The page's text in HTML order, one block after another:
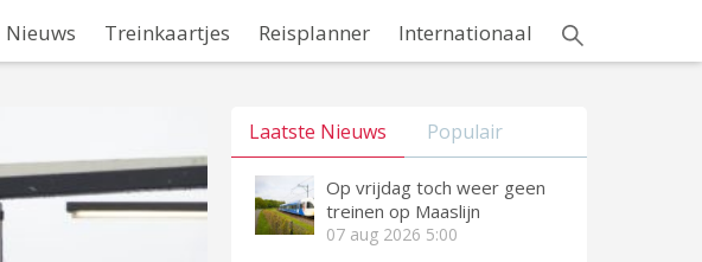
Nieuws Treinkaartjes Reisplanner Internationaal
Laatste Nieuws Populair
Op vrijdag toch weer geen
treinen op Maaslijn
07 aug 2026 5:00